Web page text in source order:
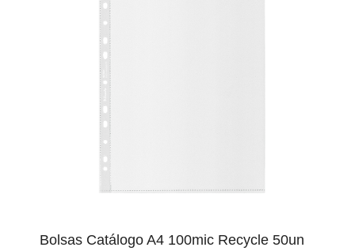
Bolsas Catálogo A4 100mic Recycle 50un